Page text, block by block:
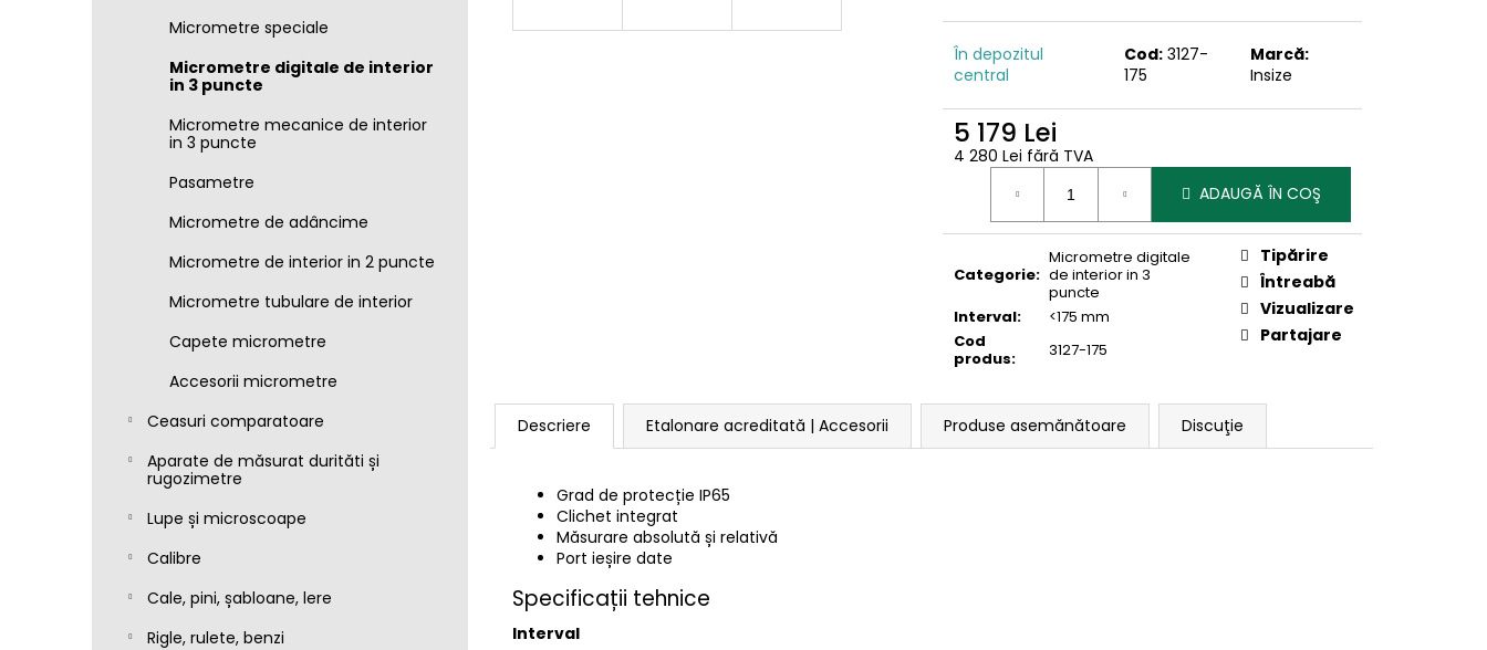
Micrometre speciale
Micrometre digitale de interior
in 3 puncte
Micrometre mecanice de interior
in 3 puncte
Pasametre
Micrometre de adâncime
Micrometre de interior in 2 puncte
Micrometre tubulare de interior
Capete micrometre
Accesorii micrometre
Ceasuri comparatoare
Aparate de măsurat durităti și
rugozimetre
Lupe și microscoape
Calibre
Cale, pini, șabloane, lere
Rigle, rulete, benzi
În depozitul
central
Cod: 3127-
175
Marcă:
Insize
5 179 Lei
4 280 Lei fără TVA
Evaluare
ADAUGĂ ÎN COŞ
Categorie:
Micrometre digitale
de interior in 3
puncte
Interval:
<175 mm
Cod
produs: 3127-175
Tipărire
Întreabă
Vizualizare
Partajare
Descriere Etalonare acreditată | Accesorii Produse asemănătoare Discuţie
Grad de protecție IP65
Clichet integrat
Măsurare absolută și relativă
Port ieșire date
Specificații tehnice
Interval